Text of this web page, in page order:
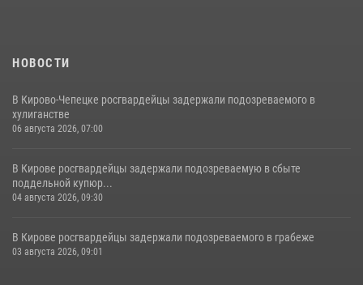
НОВОСТИ
В Кирово-Чепецке росгвардейцы задержали подозреваемого в
хулиганстве
06 августа 2026, 07:00
В Кирове росгвардейцы задержали подозреваемую в сбыте
поддельной купюр...
04 августа 2026, 09:30
В Кирове росгвардейцы задержали подозреваемого в грабеже
03 августа 2026, 09:01